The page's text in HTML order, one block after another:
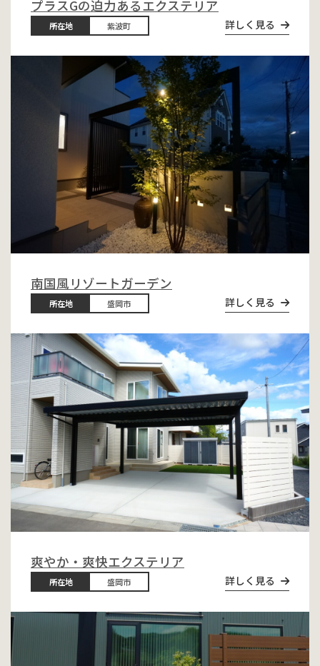
プラスGの迫力あるエクステリア
所在地 紫波町 詳しく見る
南国風リゾートガーデン
所在地 盛岡市 詳しく見る
爽やか・爽快エクステリア
所在地 盛岡市 詳しく見る